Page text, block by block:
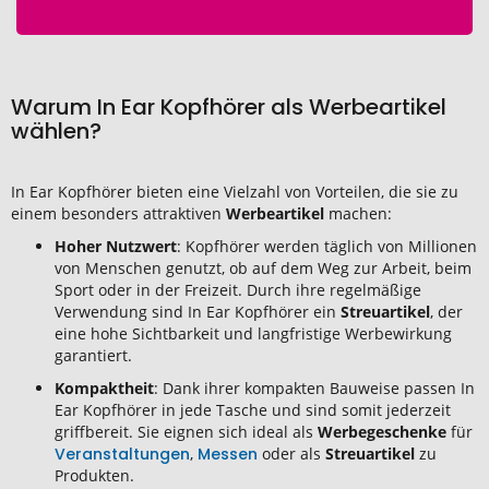
Warum In Ear Kopfhörer als Werbeartikel
wählen?
In Ear Kopfhörer bieten eine Vielzahl von Vorteilen, die sie zu
einem besonders attraktiven Werbeartikel machen:
Hoher Nutzwert: Kopfhörer werden täglich von Millionen
von Menschen genutzt, ob auf dem Weg zur Arbeit, beim
Sport oder in der Freizeit. Durch ihre regelmäßige
Verwendung sind In Ear Kopfhörer ein Streuartikel, der
eine hohe Sichtbarkeit und langfristige Werbewirkung
garantiert.
Kompaktheit: Dank ihrer kompakten Bauweise passen In
Ear Kopfhörer in jede Tasche und sind somit jederzeit
griffbereit. Sie eignen sich ideal als Werbegeschenke für
Veranstaltungen, Messen oder als Streuartikel zu
Produkten.